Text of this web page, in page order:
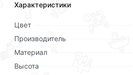
Характеристики
Цвет
Производитель
Материал
Высота